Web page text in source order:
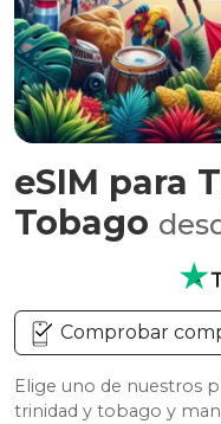
eSIM para
Tobago
Comprobar
Elige uno de nuestros
trinidad y tobago y